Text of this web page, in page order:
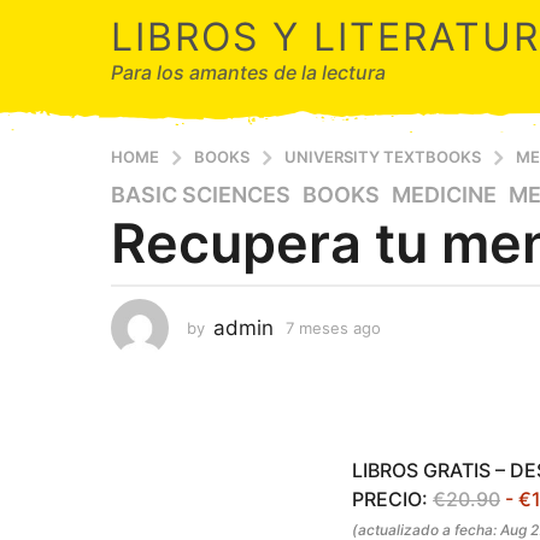
LIBROS Y
Para los amantes de la lectura
HOME BOOKS UNIVERSITY TEXTBOOKS
7
m
e
s
BASIC SCIENCES ,BOOKS ,MEDICINE ,
Recupera tu
by admin 7 meses ago
a
g
o
LIBROS GRATIS –
PRECIO: €20.90 -
(actualizado a fecha: Aug